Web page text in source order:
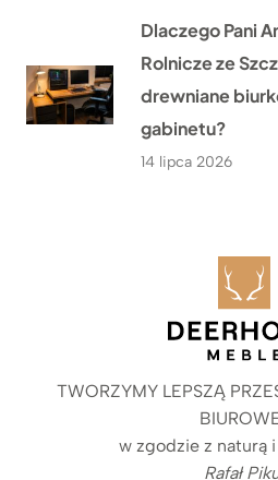
Dlaczego Pani
Rolnicze ze
drewniane
gabinetu?
14 lipca 2026
TWORZYMY LEPSZĄ
w zgodzie z naturą
Rafał